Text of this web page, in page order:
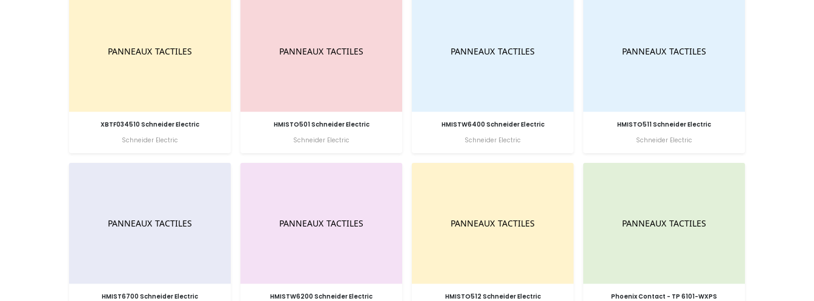
XBTF034510 Schneider Electric
Schneider Electric
HMISTO501 Schneider Electric
Schneider Electric
HMISTW6400 Schneider Electric
Schneider Electric
HMISTO511 Schneider Electric
Schneider Electric
HMIST6700 Schneider Electric
HMISTW6200 Schneider Electric
HMISTO512 Schneider Electric
Phoenix Contact - TP 6101-WXPS